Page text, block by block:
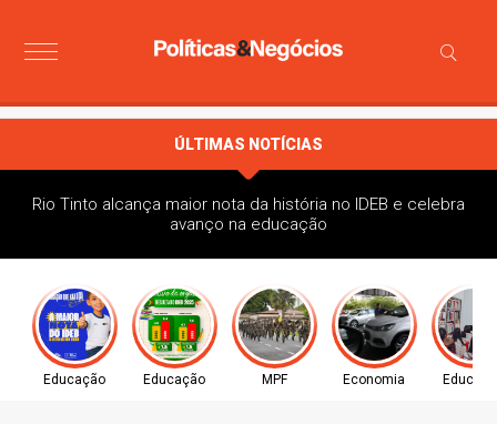
ÚLTIMAS NOTÍCIAS
Rio Tinto alcança maior nota da história no IDEB e celebra
avanço na educação
Educação Educação MPF Economia